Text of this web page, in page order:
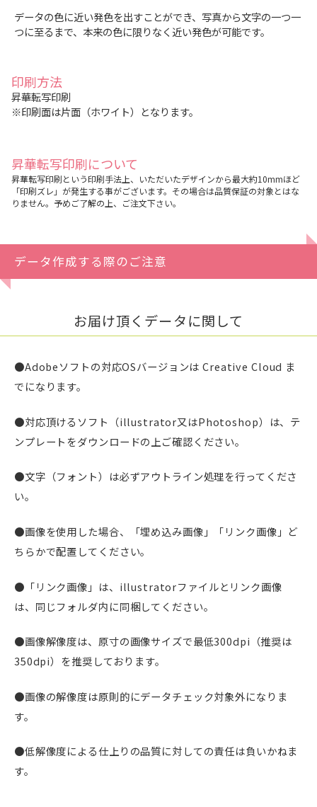
データの色に近い発色を出すことができ、写真から文字の一つ一
つに至るまで、本来の色に限りなく近い発色が可能です。
印刷方法
昇華転写印刷
※印刷面は片面（ホワイト）となります。
昇華転写印刷について
昇華転写印刷という印刷手法上、いただいたデザインから最大約10mmほど
「印刷ズレ」が発生する事がございます。その場合は品質保証の対象とはな
りません。予めご了解の上、ご注文下さい。
データ作成する際のご注意
お届け頂くデータに関して
●Adobeソフトの対応OSバージョンは Creative Cloud ま
でになります。
●対応頂けるソフト（illustrator又はPhotoshop）は、テ
ンプレートをダウンロードの上ご確認ください。
●文字（フォント）は必ずアウトライン処理を行ってくださ
い。
●画像を使用した場合、「埋め込み画像」「リンク画像」ど
ちらかで配置してください。
●「リンク画像」は、illustratorファイルとリンク画像
は、同じフォルダ内に同梱してください。
●画像解像度は、原寸の画像サイズで最低300dpi（推奨は
350dpi）を推奨しております。
●画像の解像度は原則的にデータチェック対象外になりま
す。
●低解像度による仕上りの品質に対しての責任は負いかねま
す。